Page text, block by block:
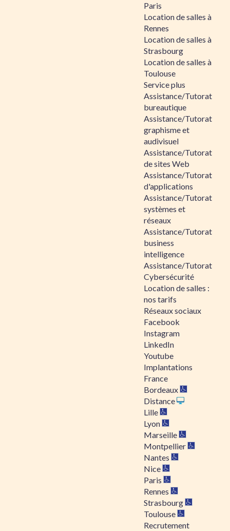
Paris
Location de salles à
Rennes
Location de salles à
Strasbourg
Location de salles à
Toulouse
Service plus
Assistance/Tutorat
bureautique
Assistance/Tutorat
graphisme et
audivisuel
Assistance/Tutorat
de sites Web
Assistance/Tutorat
d'applications
Assistance/Tutorat
systèmes et
réseaux
Assistance/Tutorat
business
intelligence
Assistance/Tutorat
Cybersécurité
Location de salles :
nos tarifs
Réseaux sociaux
Facebook
Instagram
LinkedIn
Youtube
Implantations
France
Bordeaux
Distance
Lille
Lyon
Marseille
Montpellier
Nantes
Nice
Paris
Rennes
Strasbourg
Toulouse
Recrutement